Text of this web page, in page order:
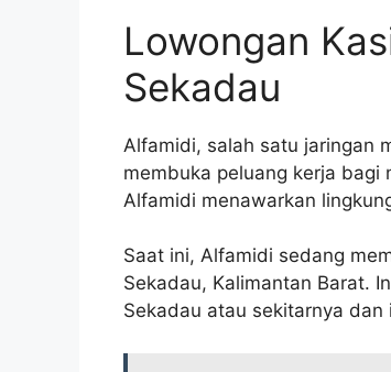
Lowongan
Sekadau
Alfamidi, salah satu jaringan
membuka peluang kerja bagi
Alfamidi menawarkan
Saat ini, Alfamidi sedang
Sekadau, Kalimantan Barat.
Sekadau atau sekitarnya